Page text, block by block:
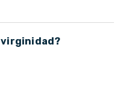
virginidad?